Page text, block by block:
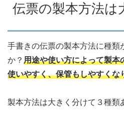
伝票の製本方法は
手書きの伝票の製本方法に種類
か？ 用途や使い方によって製本
使いやすく、保管もしやすくな
製本方法は大きく分けて３種類